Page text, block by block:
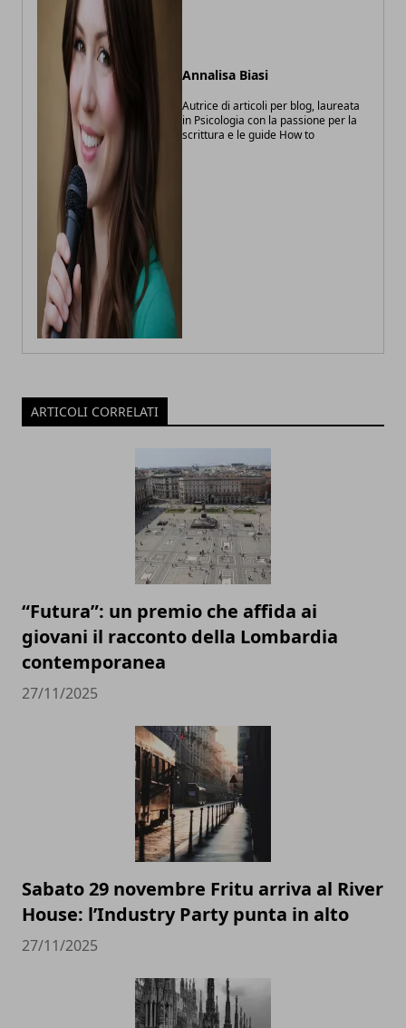
Annalisa Biasi
Autrice di articoli per blog, laureata
in Psicologia con la passione per la
scrittura e le guide How to
ARTICOLI CORRELATI
“Futura”: un premio che affida ai
giovani il racconto della Lombardia
contemporanea
27/11/2025
Sabato 29 novembre Fritu arriva al River
House: l’Industry Party punta in alto
27/11/2025